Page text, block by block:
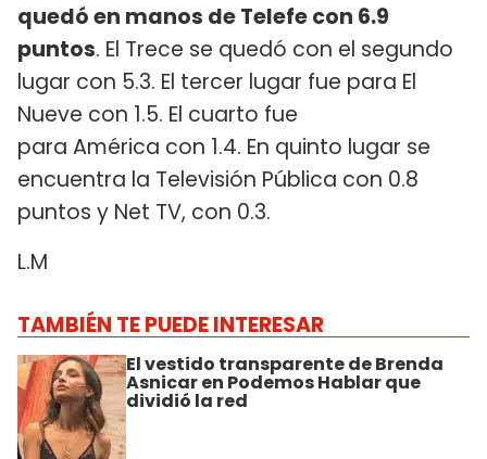
quedó en manos de Telefe con 6.9
puntos. El Trece se quedó con el segundo
lugar con 5.3. El tercer lugar fue para El
Nueve con 1.5. El cuarto fue
para América con 1.4. En quinto lugar se
encuentra la Televisión Pública con 0.8
puntos y Net TV, con 0.3.
L.M
TAMBIÉN TE PUEDE INTERESAR
El vestido transparente de Brenda
Asnicar en Podemos Hablar que
dividió la red